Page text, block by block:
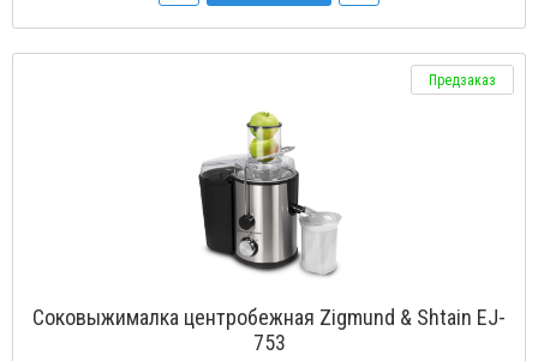
Предзаказ
Соковыжималка центробежная Zigmund & Shtain EJ-
753